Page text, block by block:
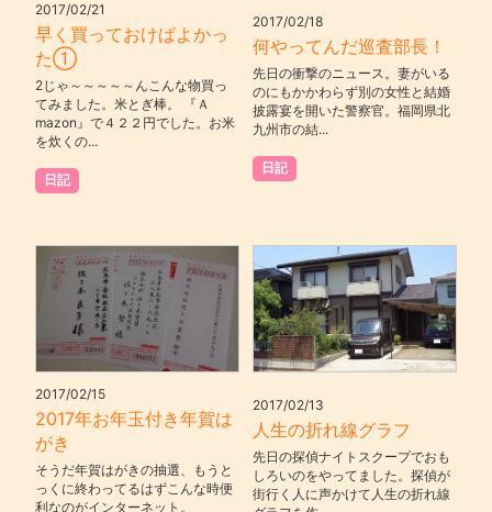
2017/02/21
早く買っておけばよかっ
た①
2じゃ～～～～～んこんな物買っ
てみました。米とぎ棒。 『Ａ
mazon』で４２２円でした。お米
を炊くの...
日記
2017/02/18
何やってんだ巡査部長！
先日の衝撃のニュース。妻がいる
のにもかかわらず別の女性と結婚
披露宴を開いた警察官。福岡県北
九州市の結...
日記
2017/02/15
2017年お年玉付き年賀は
がき
そうだ年賀はがきの抽選、もうと
っくに終わってるはずこんな時便
利なのがインターネット。
2017/02/13
人生の折れ線グラフ
先日の探偵ナイトスクープでおも
しろいのをやってました。探偵が
街行く人に声かけて人生の折れ線